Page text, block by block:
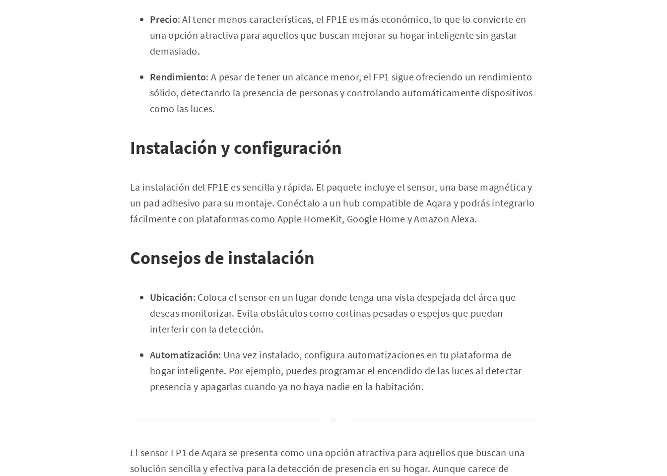
Precio: Al tener menos características, el FP1E es más económico, lo que lo convierte en
una opción atractiva para aquellos que buscan mejorar su hogar inteligente sin gastar
demasiado.
Rendimiento: A pesar de tener un alcance menor, el FP1 sigue ofreciendo un rendimiento
sólido, detectando la presencia de personas y controlando automáticamente dispositivos
como las luces.
Instalación y configuración
La instalación del FP1E es sencilla y rápida. El paquete incluye el sensor, una base magnética y
un pad adhesivo para su montaje. Conéctalo a un hub compatible de Aqara y podrás integrarlo
fácilmente con plataformas como Apple HomeKit, Google Home y Amazon Alexa.
Consejos de instalación
Ubicación: Coloca el sensor en un lugar donde tenga una vista despejada del área que
deseas monitorizar. Evita obstáculos como cortinas pesadas o espejos que puedan
interferir con la detección.
Automatización: Una vez instalado, configura automatizaciones en tu plataforma de
hogar inteligente. Por ejemplo, puedes programar el encendido de las luces al detectar
presencia y apagarlas cuando ya no haya nadie en la habitación.
El sensor FP1 de Aqara se presenta como una opción atractiva para aquellos que buscan una
solución sencilla y efectiva para la detección de presencia en su hogar. Aunque carece de